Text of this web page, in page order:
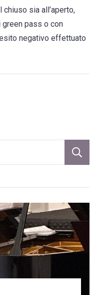
in
Fabula,
in
rider
del
nostro
tempo”
sia all’aperto,
pass o con
negativo effettuato